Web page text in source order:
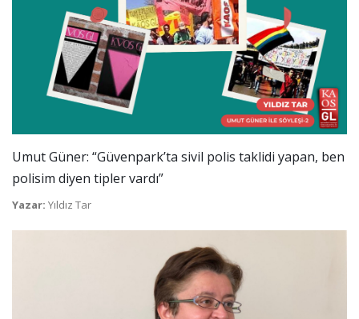
Umut Güner: “Güvenpark’ta sivil polis taklidi yapan, ben
polisim diyen tipler vardı”
Yazar: Yıldız Tar